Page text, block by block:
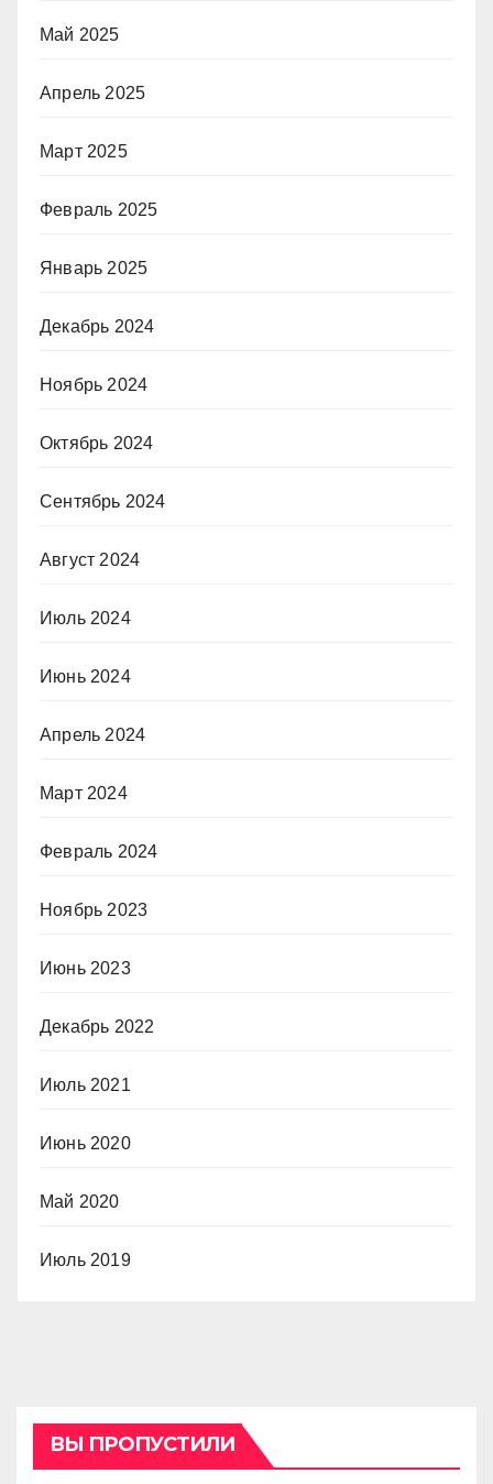
Май 2025
Апрель 2025
Март 2025
Февраль 2025
Январь 2025
Декабрь 2024
Ноябрь 2024
Октябрь 2024
Сентябрь 2024
Август 2024
Июль 2024
Июнь 2024
Апрель 2024
Март 2024
Февраль 2024
Ноябрь 2023
Июнь 2023
Декабрь 2022
Июль 2021
Июнь 2020
Май 2020
Июль 2019
ВЫ ПРОПУСТИЛИ